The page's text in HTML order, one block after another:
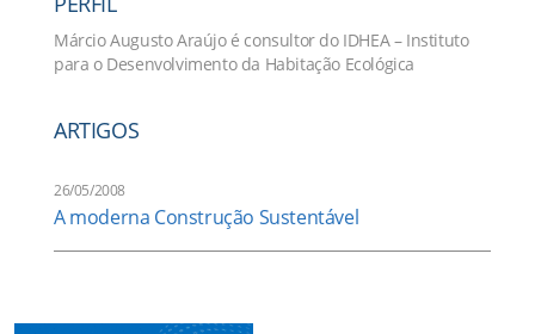
Márcio Augusto Araújo é consultor do IDHEA – Instituto
para o Desenvolvimento da Habitação Ecológica
ARTIGOS
26/05/2008
A moderna Construção Sustentável